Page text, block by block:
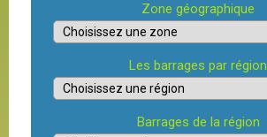
Zone géographique
Les barrages par région
Barrages de la région